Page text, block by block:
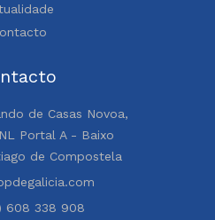
de Casas Novoa,
Portal A - Baixo
de Compostela
608 338 908